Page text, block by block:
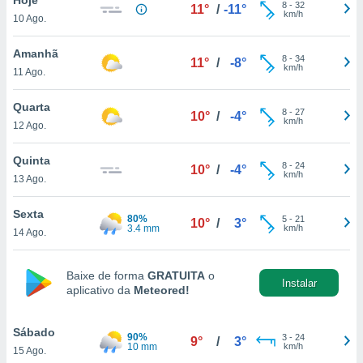
lhe
e
com
Pode
e
a
a
10 Ago.
11° / -11° 8- 32
km/h
Amanhã
11 Ago.
11° / -8° 8- 34
km/h
Quarta
12 Ago.
10° / -4° 8- 27
km/h
Quinta
13 Ago.
10° / -4° 8- 24
km/h
Sexta
14 Ago.
80%
3.4 mm
10° / 3° 5- 21
km/h
Baixe de forma GRATUITA o
aplicativo da Meteored!
Instalar
Sábado
15 Ago.
90%
10 mm
9° / 3° 3- 24
km/h